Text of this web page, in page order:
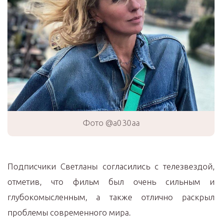
Фото @a030aa
Подписчики Светланы согласились с телезвездой,
отметив, что фильм был очень сильным и
глубокомысленным, а также отлично раскрыл
проблемы современного мира.